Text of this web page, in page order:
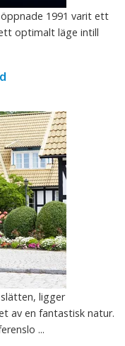
1991 varit ett
optimalt läge intill
ligger
av en fantastisk natur.
...